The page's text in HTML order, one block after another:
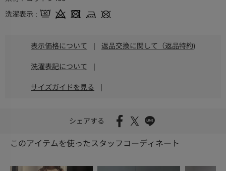
洗濯表示
表示価格について | 返品交換に関して（返品特約)
洗濯表記について |
サイズガイドを見る |
シェアする
このアイテムを使ったスタッフコーディネート